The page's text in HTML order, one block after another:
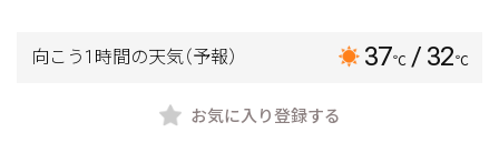
向こう1時間の天気（予報） 37℃ / 32℃
お気に入り登録する